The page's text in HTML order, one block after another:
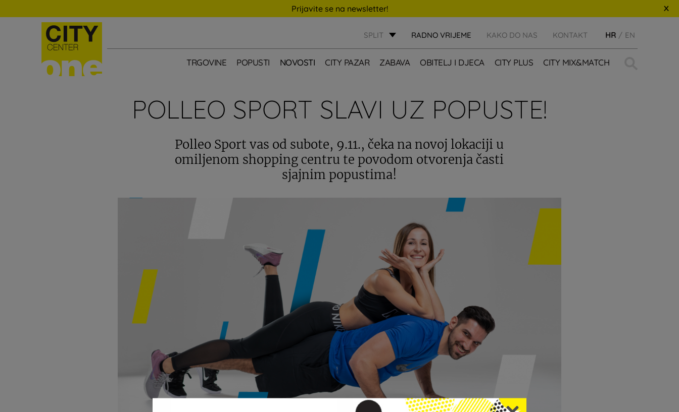
Prijavite se na newsletter!
SPLIT RADNO VRIJEME KAKO DO NAS KONTAKT HR EN
TRGOVINE POPUSTI NOVOSTI CITY PAZAR ZABAVA OBITELJ I DJECA CITY PLUS CITY MIX&MATCH
POLLEO SPORT SLAVI UZ POPUSTE!
Polleo Sport vas od subote, 9.11., čeka na novoj lokaciji u
omiljenom shopping centru te povodom otvorenja časti
sjajnim popustima!